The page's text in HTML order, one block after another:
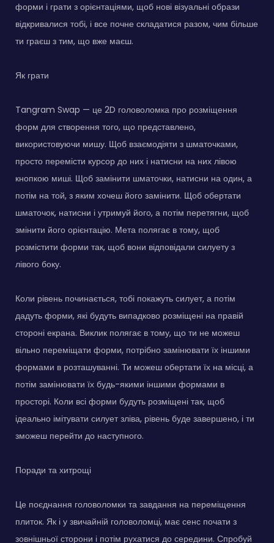
форми і грати з орієнтаціями, щоб нові візуальні образи
відкривалися тобі, і все почне складатися разом, чим більше
ти граєш з тим, що вже маєш.
Як грати
Tangram Swap — це 2D головоломка про розміщення
форм для створення того, що представлено,
використовуючи мишу. Щоб взаємодіяти з шматочками,
просто перемісти курсор до них і натисни на них лівою
кнопкою миші. Щоб замінити шматочки, натисни на один, а
потім на той, з яким хочеш його замінити. Щоб обертати
шматочок, натисни і утримуй його, а потім перетягни, щоб
змінити його орієнтацію. Мета полягає в тому, щоб
розмістити форми так, щоб вони відповідали силуету з
лівого боку.
Коли рівень починається, тобі покажуть силует, а потім
дадуть форми, які будуть випадково розміщені на правій
стороні екрана. Виклик полягає в тому, що ти не можеш
вільно переміщати форми, потрібно замінювати їх іншими
формами в розташуванні. Ти можеш обертати їх на місці, а
потім замінювати їх будь-якими іншими формами в
просторі. Коли всі форми будуть розміщені так, щоб
ідеально імітувати силует зліва, рівень буде завершено, і ти
зможеш перейти до наступного.
Поради та хитрощі
Це поєднання головоломки та завдання на переміщення
плиток. Як і у звичайній головоломці, має сенс почати з
зовнішньої сторони і потім рухатися до середини. Спробуй